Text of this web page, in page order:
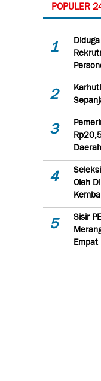
POPULER
1
2
3
Daerah
4
Oleh
5
Sisir
Empat